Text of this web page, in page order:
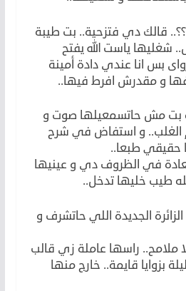
قالك دي فتزحية.. بت طيبة
شغليها ياست الله يفتح
بس انا عندي دادة أمينة
و مقدرش افرط فيها..
بت مش حاتسمعيلها صوت و
و استفاض في شرح
حقيقي طبعا..
في الظروف دي و عينيها
طيب خليها تدخل..
الجديدة اللي حاتشرف و
ملامح.. راسها عاملة زي قالب
بزوايا قايمة.. خارج منها